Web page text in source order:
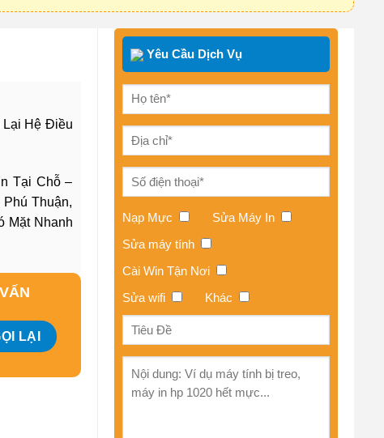
Lại Hệ Điều
Tại Chỗ –
Thuận,
Mặt Nhanh
Yêu Cầu Dịch Vụ
Nạp Mực
Sửa Máy In
Sửa máy tính
Cài Win Tận Nơi
Sửa wifi
Khác